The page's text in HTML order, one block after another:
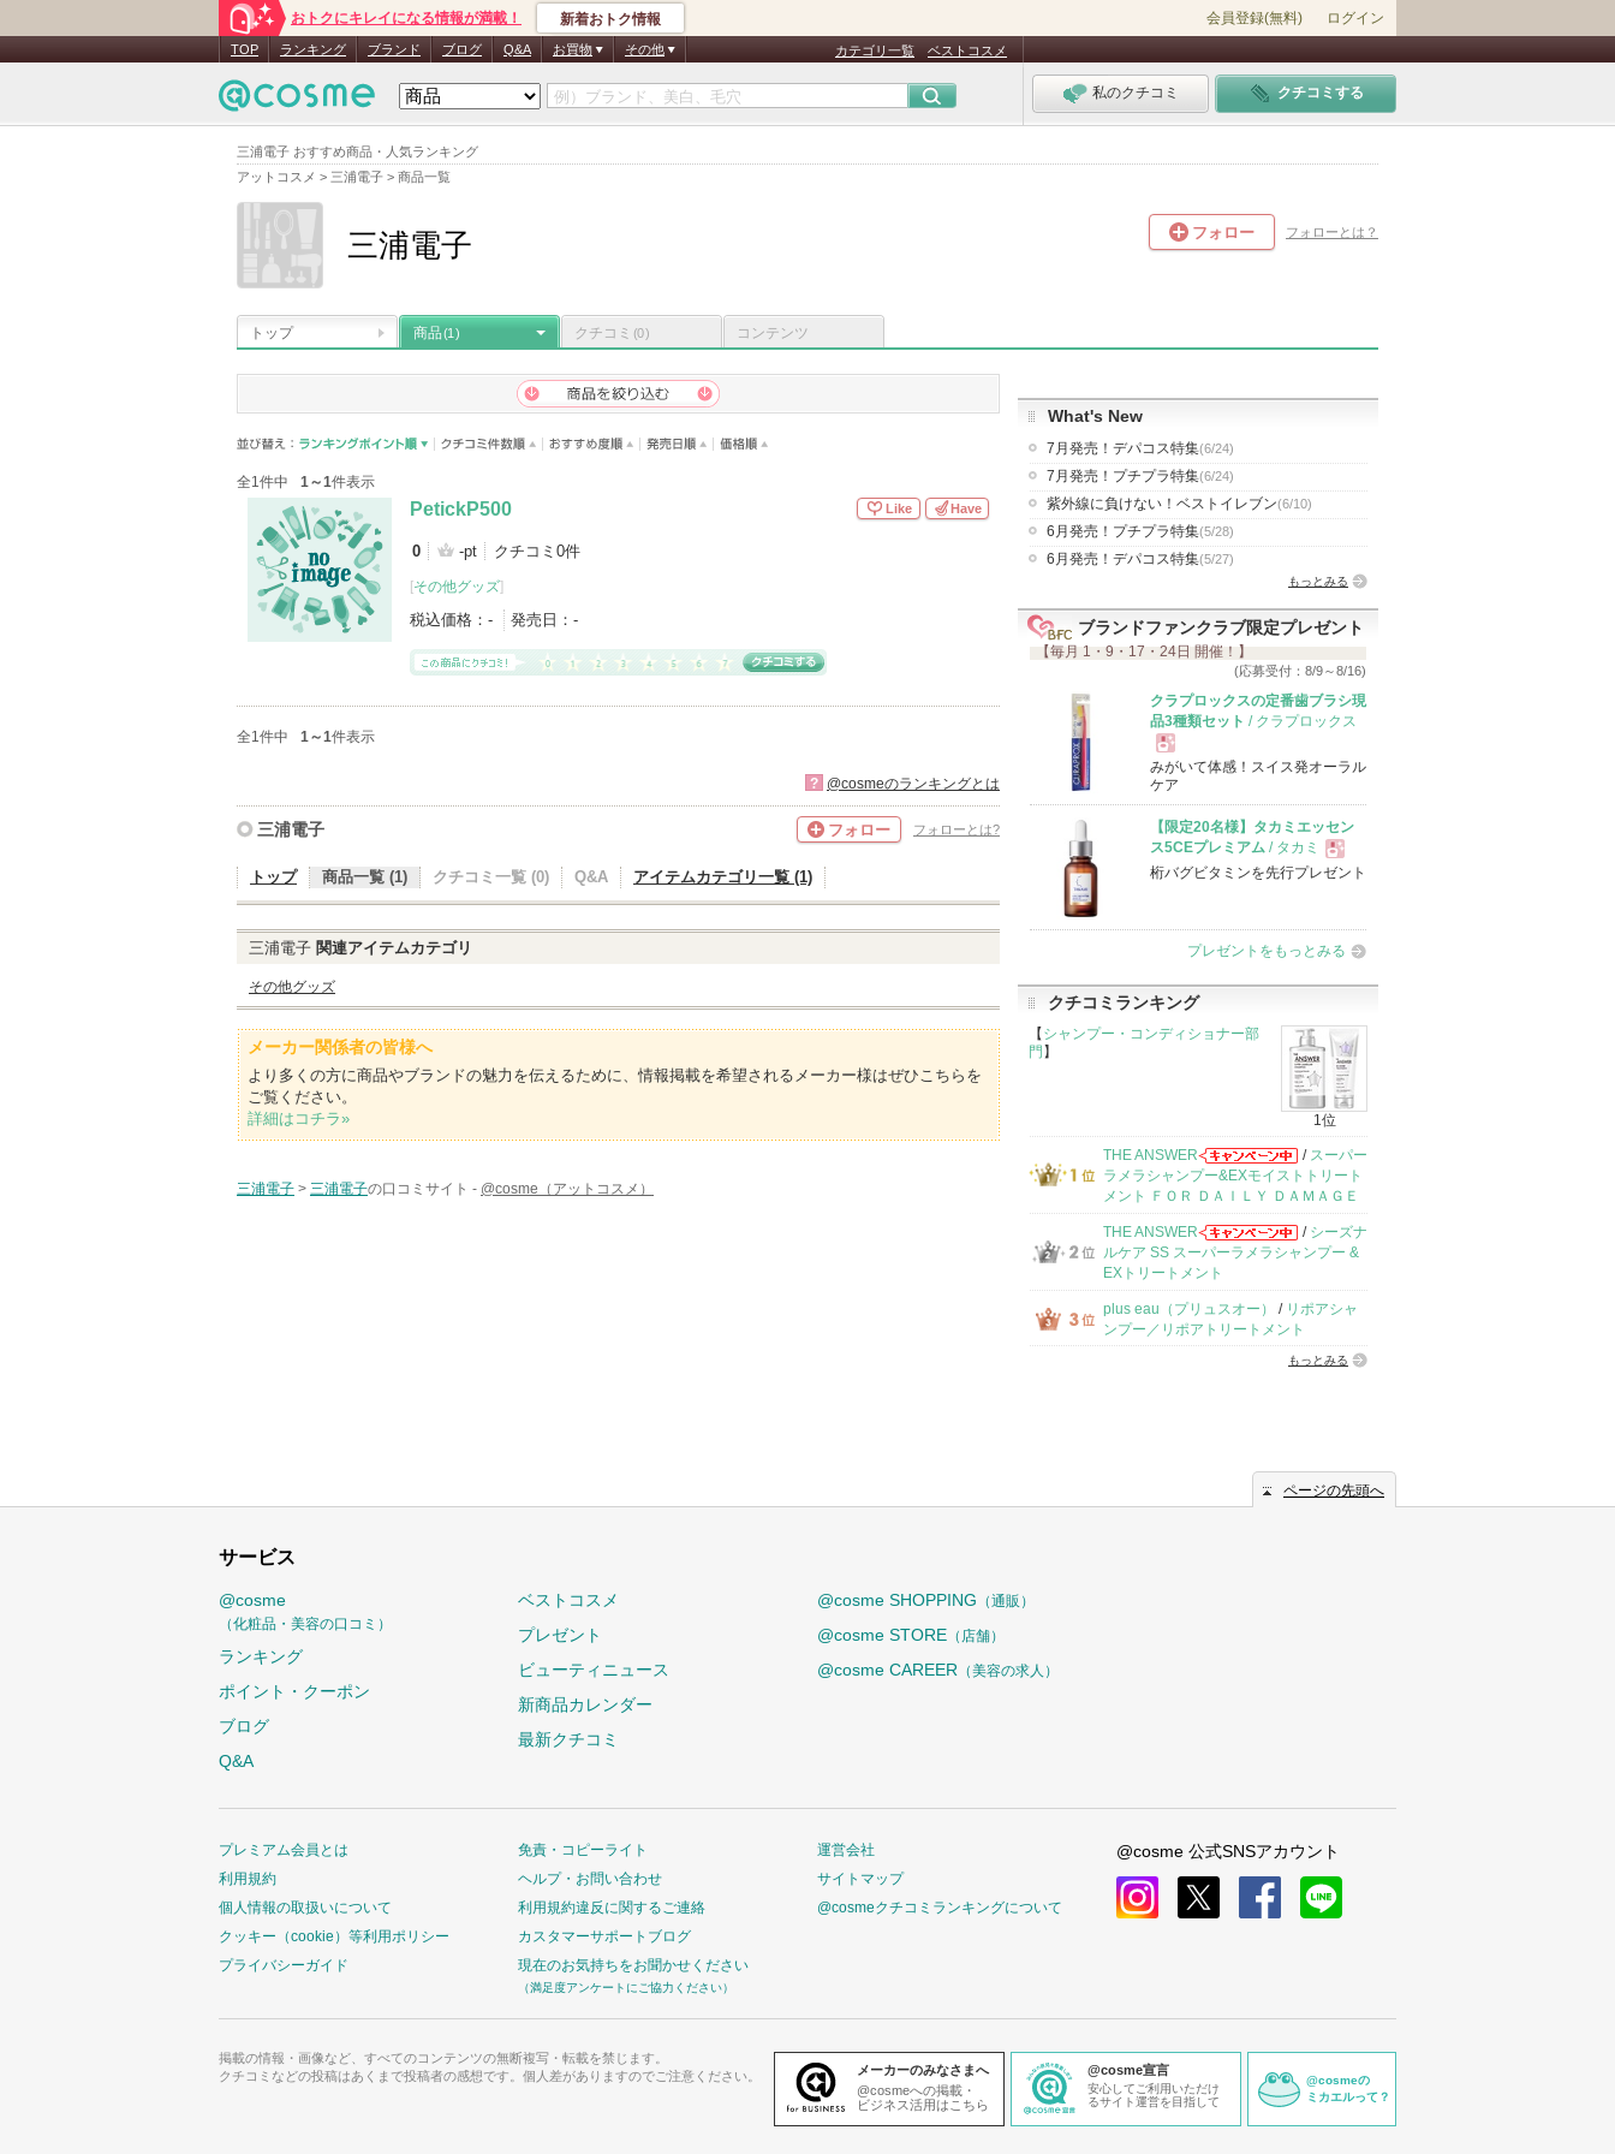
三浦電子 おすすめ商品・人気ランキング
アットコスメ > 三浦電子 > 商品一覧
おトクにキレイになる情報が満載！ 新着おトク情報 会員登録(無料) ログイン
TOP ランキング ブランド ブログ Q&A お買物 その他 カテゴリ一覧 ベストコスメ
私のクチコミ クチコミする
三浦電子 フォロー フォローとは？
トップ 商品(1) クチコミ (0) コンテンツ
全1件中 1～1件表示
PetickP500
0 -pt クチコミ0件
[その他グッズ]
税込価格： - 発売日： -
Like Have
全1件中 1～1件表示
? @cosmeのランキングとは
三浦電子 フォロー フォローとは?
トップ 商品一覧 (1) クチコミ一覧 (0) Q&A アイテムカテゴリ一覧 (1)
三浦電子 関連アイテムカテゴリ
その他グッズ
メーカー関係者の皆様へ
より多くの方に商品やブランドの魅力を伝えるために、情報掲載を希望されるメーカー様はぜひこちらを
ご覧ください。
詳細はコチラ»
三浦電子 > 三浦電子の口コミサイト - @cosme（アットコスメ）
What's New
7月発売！デパコス特集(6/24)
7月発売！プチプラ特集(6/24)
紫外線に負けない！ベストイレブン(6/10)
6月発売！プチプラ特集(5/28)
6月発売！デパコス特集(5/27)
もっとみる
ブランドファンクラブ限定プレゼント
【毎月 1・9・17・24日 開催！】
(応募受付：8/9～8/16)
クラプロックスの定番歯ブラシ現
品3種類セット / クラプロックス
現
品
みがいて体感！スイス発オーラル
ケア
【限定20名様】タカミエッセン
ス5CEプレミアム / タカミ
現
品
桁バグビタミンを先行プレゼント
プレゼントをもっとみる
クチコミランキング
【 シャンプー・コンディショナー部
門 】
1位
THE ANSWER / スーパー
ラメラシャンプー&EXモイストトリート
メント ＦＯＲ ＤＡＩＬＹ ＤＡＭＡＧＥ
THE ANSWER / シーズナ
ルケア SS スーパーラメラシャンプー &
EXトリートメント
plus eau（プリュスオー） / リポアシャ
ンプー／リポアトリートメント
もっとみる
ページの先頭へ
サービス
@cosme
（化粧品・美容の口コミ）
ランキング
ポイント・クーポン
ブログ
Q&A
ベストコスメ
プレゼント
ビューティニュース
新商品カレンダー
最新クチコミ
@cosme SHOPPING （通販）
@cosme STORE （店舗）
@cosme CAREER （美容の求人）
プレミアム会員とは
利用規約
個人情報の取扱いについて
クッキー（cookie）等利用ポリシー
プライバシーガイド
免責・コピーライト
ヘルプ・お問い合わせ
利用規約違反に関するご連絡
カスタマーサポートブログ
現在のお気持ちをお聞かせください
（満足度アンケートにご協力ください）
運営会社
サイトマップ
@cosmeクチコミランキングについて
@cosme 公式SNSアカウント
掲載の情報・画像など、すべてのコンテンツの無断複写・転載を禁じます。
クチコミなどの投稿はあくまで投稿者の感想です。個人差がありますのでご注意ください。
メーカーのみなさまへ
@cosmeへの掲載・
ビジネス活用はこちら
@cosme宣言
安心してご利用いただけ
るサイト運営を目指して
@cosmeの
ミカエルって？